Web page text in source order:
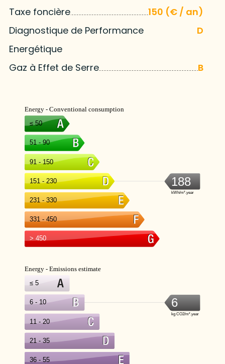
Taxe foncière
150 (€ / an)
Diagnostique de Performance
Energétique
D
Gaz à Effet de Serre B